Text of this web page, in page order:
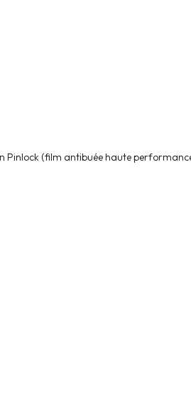
Pinlock (film antibuée haute